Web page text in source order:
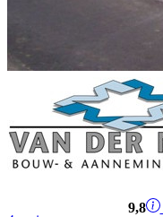
9,8